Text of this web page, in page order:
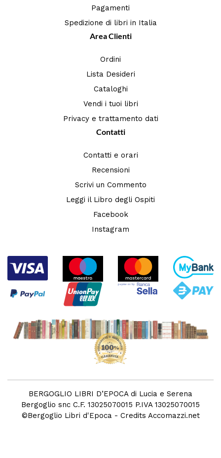
Pagamenti
Spedizione di libri in Italia
Area Clienti
Ordini
Lista Desideri
Cataloghi
Vendi i tuoi libri
Privacy e trattamento dati
Contatti
Contatti e orari
Recensioni
Scrivi un Commento
Leggi il Libro degli Ospiti
Facebook
Instagram
BERGOGLIO LIBRI D’EPOCA di Lucia e Serena
Bergoglio snc C.F. 13025070015 P.IVA 13025070015
©Bergoglio Libri d'Epoca - Credits Accomazzi.net